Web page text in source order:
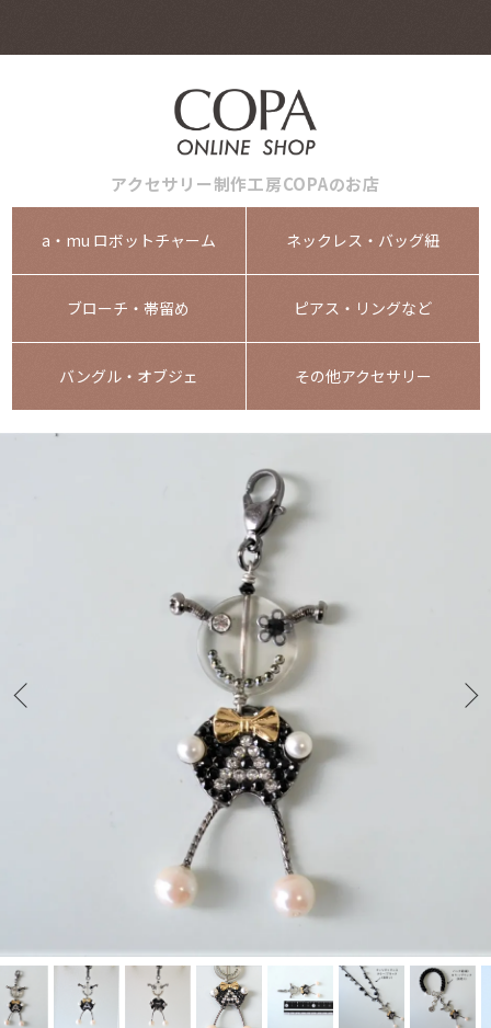
アクセサリー制作工房COPAのお店
a・mu ロボットチャーム ネックレス・バッグ紐
ブローチ・帯留め ピアス・リングなど
バングル・オブジェ その他アクセサリー